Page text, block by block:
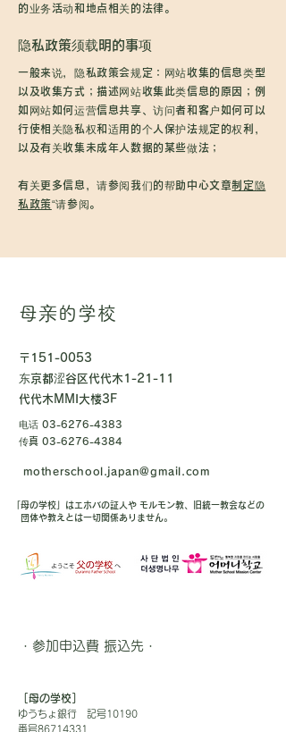
的业务活动和地点相关的法律。
隐私政策须载明的事项
一般来说，隐私政策会规定：网站收集的信息类型
以及收集方式；描述网站收集此类信息的原因；例
如网站如何运营信息共享、访问者和客户如何可以
行使相关隐私权和适用的个人保护法规定的权利，
以及有关收集未成年人数据的某些做法；
有关更多信息，请参阅我们的帮助中心文章制定隐
私政策“请参阅。
母亲的学校
〒151-0053
东京都涩谷区代代木1-21-11
代代木MMI大楼3F
电话 03-6276-4383
传真 03-6276-4384
motherschool.japan@gmail.com
「母の学校」はエホバの証人や モルモン教、旧統一教会などの
団体や教えとは一切関係ありません。
・参加申込費 振込先・
［母の学校］
ゆうちょ銀行 記号10190
番号86714331